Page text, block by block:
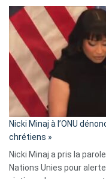
Nicki Minaj à l’ONU
chrétiens »
Nicki Minaj a pris la
Nations Unies pour